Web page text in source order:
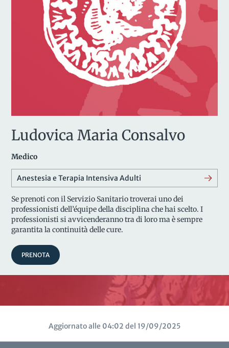
Ludovica Maria Consalvo
Medico
Anestesia e Terapia Intensiva Adulti
Se prenoti con il Servizio Sanitario troverai uno dei
professionisti dell’équipe della disciplina che hai scelto. I
professionisti si avvicenderanno tra di loro ma è sempre
garantita la continuità delle cure.
PRENOTA
Aggiornato alle 04:02 del 19/09/2025